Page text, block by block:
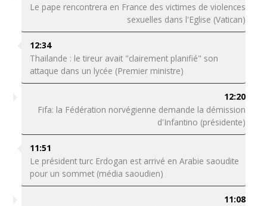
Le pape rencontrera en France des victimes de violences
sexuelles dans l'Eglise (Vatican)
12:34
Thaïlande : le tireur avait "clairement planifié" son
attaque dans un lycée (Premier ministre)
12:20
Fifa: la Fédération norvégienne demande la démission
d'Infantino (présidente)
11:51
Le président turc Erdogan est arrivé en Arabie saoudite
pour un sommet (média saoudien)
11:08